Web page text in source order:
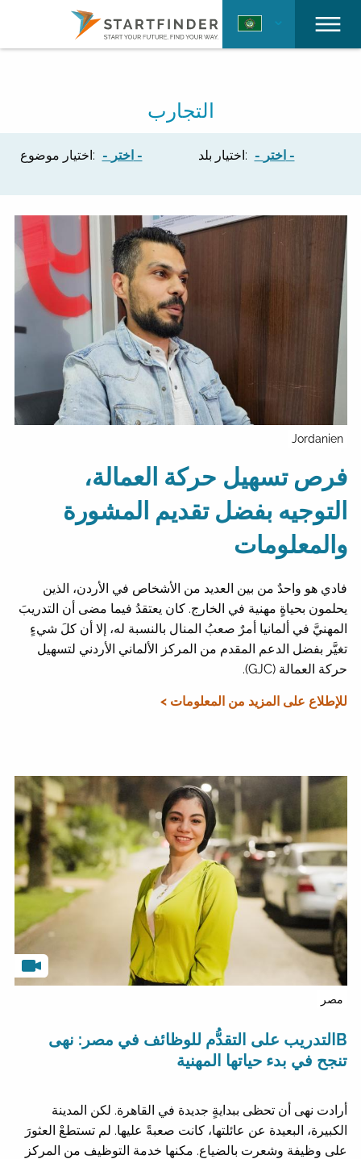
التجارب
اختيار بلد: - اختر - اختيار موضوع: - اختر -
Jordanien
فرص تسهيل حركة العمالة،
التوجيه بفضل تقديم المشورة
والمعلومات
فادي هو واحدٌ من بين العديد من الأشخاص في الأردن، الذين
يحلمون بحياةٍ مهنية في الخارج. كان يعتقدُ فيما مضى أن التدريبَ
المهنيَّ في ألمانيا أمرٌ صعبُ المنال بالنسبة له، إلا أن كلَ شيءٍ
تغيَّر بفضل الدعم المقدم من المركز الألماني الأردني لتسهيل
حركة العمالة (GJC).
للإطلاع على المزيد من المعلومات >
مصر
Bالتدريب على التقدُّم للوظائف في مصر: نهى
تنجح في بدء حياتها المهنية
أرادت نهى أن تحظى ببدايةٍ جديدة في القاهرة. لكن المدينة
الكبيرة، البعيدة عن عائلتها، كانت صعبةً عليها. لم تستطعْ العثورَ
على وظيفة وشعرت بالضياع. مكنها خدمة التوظيف من المركز